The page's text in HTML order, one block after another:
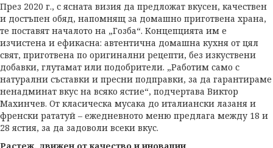
През 2020 г., с ясната визия да предложат вкусен, качествен
и достъпен обяд, напомнящ за домашно приготвена храна,
те поставят началото на „Гозба“. Концепцията им е
изчистена и ефикасна: автентична домашна кухня от цял
свят, приготвена по оригинални рецепти, без изкуствени
добавки, глутамат или подобрители. „Работим само с
натурални съставки и пресни подправки, за да гарантираме
ненадминат вкус на всяко ястие“, подчертава Виктор
Махинчев. От класическа мусака до италиански лазаня и
френски рататуй – ежедневното меню предлага между 18 и
28 ястия, за да задоволи всеки вкус.